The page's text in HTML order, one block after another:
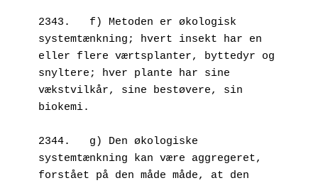
2343.   f) Metoden er økologisk
systemtænkning; hvert insekt har en
eller flere værtsplanter, byttedyr og
snyltere; hver plante har sine
vækstvilkår, sine bestøvere, sin
biokemi.
2344.   g) Den økologiske
systemtænkning kan være aggregeret,
forstået på den måde måde, at den